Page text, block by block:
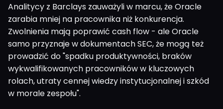
Analitycy z Barclays zauważyli w marcu, że Oracle
zarabia mniej na pracownika niż konkurencja.
Zwolnienia mają poprawić cash flow - ale Oracle
samo przyznaje w dokumentach SEC, że mogą też
prowadzić do "spadku produktywności, braków
wykwalifikowanych pracowników w kluczowych
rolach, utraty cennej wiedzy instytucjonalnej i szkód
w morale zespołu".